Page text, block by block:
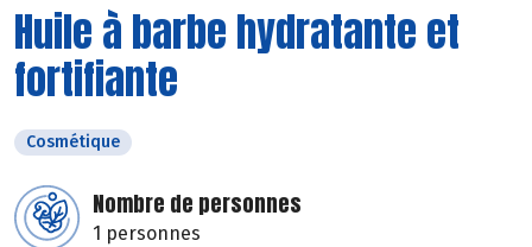
Huile à barbe hydratante et
fortifiante
Cosmétique
Nombre de personnes
1 personnes